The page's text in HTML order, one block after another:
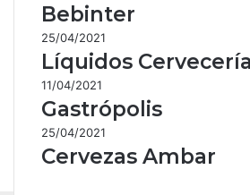
Bebinter
25/04/2021
Líquidos Cervecería
11/04/2021
Gastrópolis
25/04/2021
Cervezas Ambar